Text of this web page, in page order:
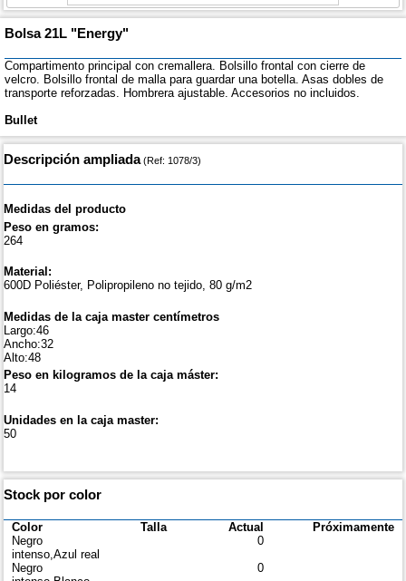
Bolsa 21L "Energy"
Compartimento principal con cremallera. Bolsillo frontal con cierre de
velcro. Bolsillo frontal de malla para guardar una botella. Asas dobles de
transporte reforzadas. Hombrera ajustable. Accesorios no incluidos.
Bullet
Descripción ampliada(Ref: 1078/3)
Medidas del producto
Peso en gramos:
264
Material:
600D Poliéster, Polipropileno no tejido, 80 g/m2
Medidas de la caja master centímetros
Largo:46
Ancho:32
Alto:48
Peso en kilogramos de la caja máster:
14
Unidades en la caja master:
50
Stock por color
Color Talla Actual
Próximamente
Negro
intenso,Azul real
0
Negro
0